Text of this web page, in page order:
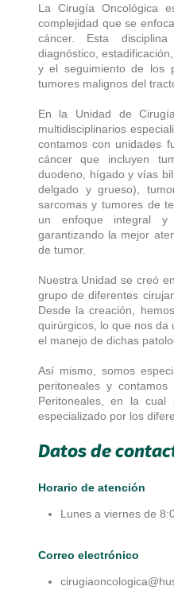
La Cirugía Oncológica
complejidad que se
cáncer. Esta
diagnóstico,
y el seguimiento de los
tumores malignos del
En la Unidad de
multidisciplinarios
contamos con unidades
cáncer que incluyen
duodeno, hígado y vías
delgado y grueso),
sarcomas y tumores de
un enfoque integral y
garantizando la mejor
de tumor.
Nuestra Unidad se creó
grupo de diferentes
Desde la creación,
quirúrgicos, lo que nos da
el manejo de dichas
Así mismo, somos
peritoneales y
Peritoneales, en la cual
especializado por los
Datos de
Horario de atención
Lunes a viernes de
Correo electrónico